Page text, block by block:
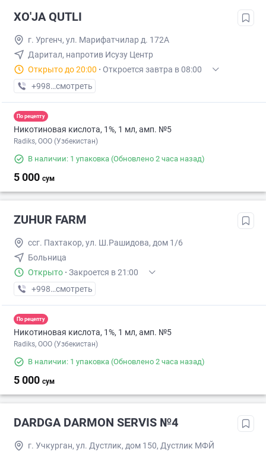
XO'JA QUTLI
г. Ургенч, ул. Марифатчилар д. 172А
Даритал, напротив Исузу Центр
Открыто до 20:00 · Откроется завтра в 08:00
+998 (99) XXX-XX-XX
смотреть
По рецепту
Никотиновая кислота, 1%, 1 мл, амп. №5
Radiks, ООО (Узбекистан)
В наличии: 1 упаковка (Обновлено 2 часа назад)
5 000 сум
ZUHUR FARM
ссг. Пахтакор, ул. Ш.Рашидова, дом 1/6
Больница
Открыто · Закроется в 21:00
+998 (99) XXX-XX-XX
смотреть
По рецепту
Никотиновая кислота, 1%, 1 мл, амп. №5
Radiks, ООО (Узбекистан)
В наличии: 1 упаковка (Обновлено 2 часа назад)
5 000 сум
DARDGA DARMON SERVIS №4
г. Учкуpган, ул. Дустлик, дом 150, Дустлик МФЙ